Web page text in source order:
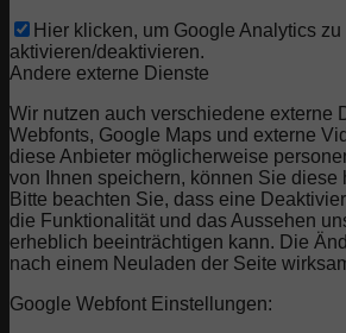
Hier klicken, um Google Analytics zu
aktivieren/deaktivieren.
Andere externe Dienste
Wir nutzen auch verschiedene externe
Webfonts, Google Maps und externe
diese Anbieter möglicherweise
von Ihnen speichern, können Sie diese
Bitte beachten Sie, dass eine
die Funktionalität und das Aussehen
erheblich beeinträchtigen kann. Die
nach einem Neuladen der Seite
Google Webfont Einstellungen: